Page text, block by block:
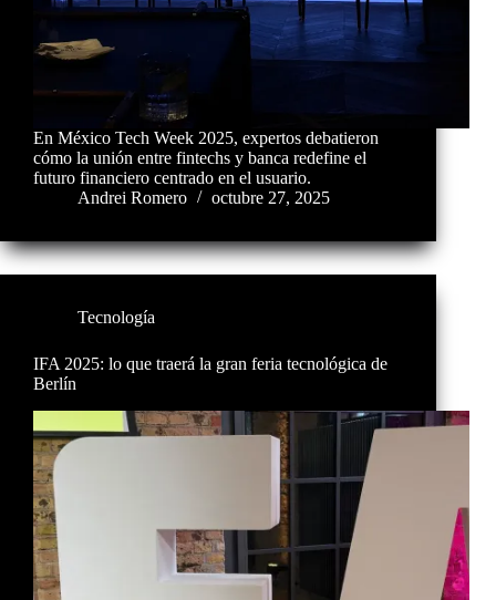
En México Tech Week 2025, expertos debatieron
cómo la unión entre fintechs y banca redefine el
futuro financiero centrado en el usuario.
Andrei Romero
octubre 27, 2025
Tecnología
IFA 2025: lo que traerá la gran feria tecnológica de
Berlín